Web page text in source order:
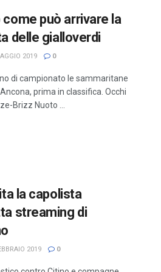
può arrivare la
delle gialloverdi
2019 0
di campionato le sammaritane
prima in classifica. Occhi
Brizz Nuoto ...
la capolista
streaming di
2019 0